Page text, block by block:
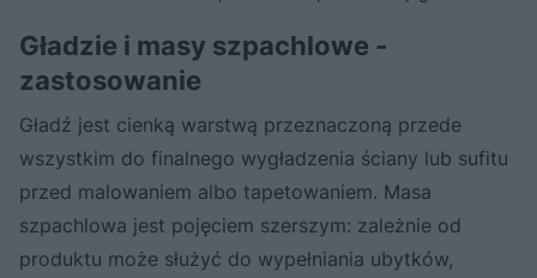
Gładzie i masy szpachlowe -
zastosowanie
Gładź jest cienką warstwą przeznaczoną przede
wszystkim do finalnego wygładzenia ściany lub sufitu
przed malowaniem albo tapetowaniem. Masa
szpachlowa jest pojęciem szerszym: zależnie od
produktu może służyć do wypełniania ubytków,